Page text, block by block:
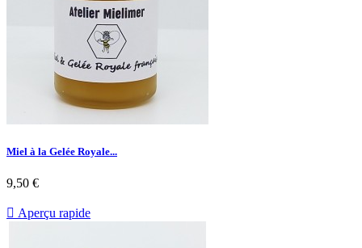
Miel à la Gelée Royale...
9,50 €
 Aperçu rapide